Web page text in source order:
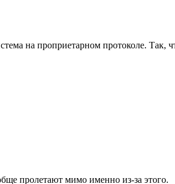
на проприетарном протоколе. Так,
пролетают мимо именно из-за этого.